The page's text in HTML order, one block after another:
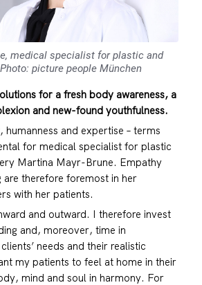
medical specialist for plastic and
picture people München
for a fresh body awareness, a
and new-found youthfulness.
and expertise – terms
for medical specialist for plastic
Martina Mayr-Brune. Empathy
are therefore foremost in her
with her patients.
and outward. I therefore invest
and, moreover, time in
needs and their realistic
my patients to feel at home in their
mind and soul in harmony. For